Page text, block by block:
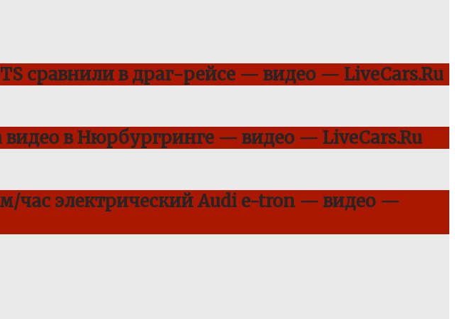
сравнили в драг-рейсе — видео — LiveCars.Ru
в Нюрбургринге — видео — LiveCars.Ru
час электрический Audi e-tron — видео —